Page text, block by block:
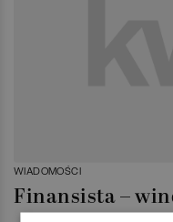
WIADOMOŚCI
Finansista –